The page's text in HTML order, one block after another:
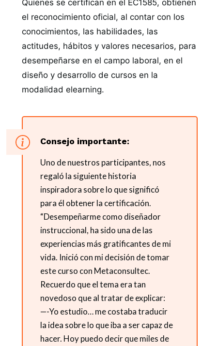
Quienes se certifican en el EC1585, obtienen
el reconocimiento oficial, al contar con los
conocimientos, las habilidades, las
actitudes, hábitos y valores necesarios, para
desempeñarse en el campo laboral, en el
diseño y desarrollo de cursos en la
modalidad elearning.
Consejo importante:
Uno de nuestros participantes, nos
regaló la siguiente historia
inspiradora sobre lo que significó
para él obtener la certificación.
“Desempeñarme como diseñador
instruccional, ha sido una de las
experiencias más gratificantes de mi
vida. Inició con mi decisión de tomar
este curso con Metaconsultec.
Recuerdo que el tema era tan
novedoso que al tratar de explicar:
—-Yo estudio… me costaba traducir
la idea sobre lo que iba a ser capaz de
hacer. Hoy puedo decir que miles de